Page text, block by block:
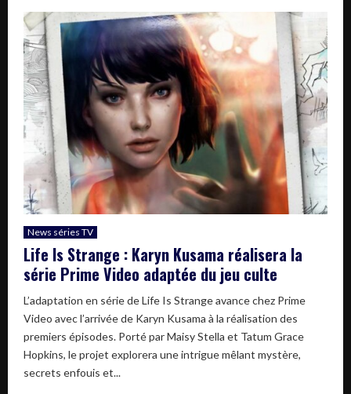
News séries TV
Life Is Strange : Karyn Kusama réalisera la
série Prime Video adaptée du jeu culte
L’adaptation en série de Life Is Strange avance chez Prime
Video avec l’arrivée de Karyn Kusama à la réalisation des
premiers épisodes. Porté par Maisy Stella et Tatum Grace
Hopkins, le projet explorera une intrigue mêlant mystère,
secrets enfouis et...